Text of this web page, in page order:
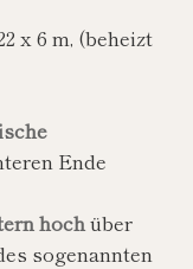
x 6 m, (beheizt
Ende
hochüber
sogenannten